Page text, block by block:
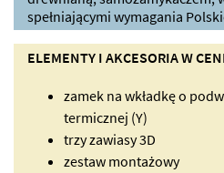
spełniającymi wymagania
ELEMENTY I AKCESORIA W
zamek na wkładkę o
termicznej (Y)
trzy zawiasy 3D
zestaw montażowy